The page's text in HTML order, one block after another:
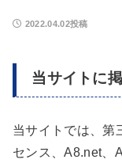
2022.04.02投稿
当サイトに
当サイトでは、第
センス、A8.net、